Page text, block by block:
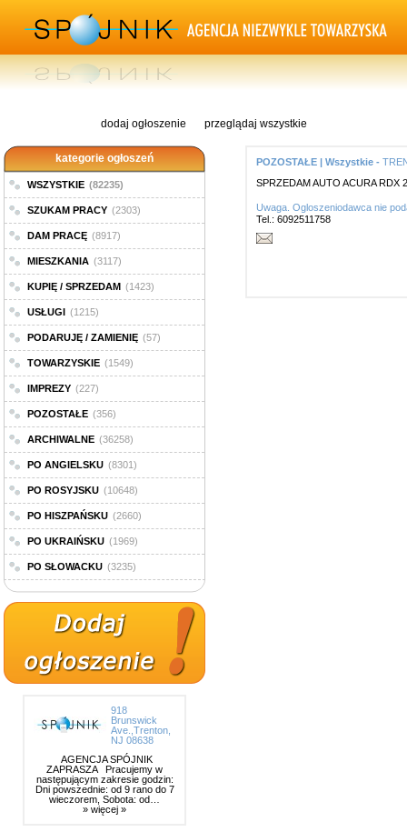
dodaj ogłoszenie przeglądaj wszystkie
kategorie ogłoszeń
WSZYSTKIE (82235)
SZUKAM PRACY (2303)
DAM PRACĘ (8917)
MIESZKANIA (3117)
KUPIĘ / SPRZEDAM (1423)
USŁUGI (1215)
PODARUJĘ / ZAMIENIĘ (57)
TOWARZYSKIE (1549)
IMPREZY (227)
POZOSTAŁE (356)
ARCHIWALNE (36258)
PO ANGIELSKU (8301)
PO ROSYJSKU (10648)
PO HISZPAŃSKU (2660)
PO UKRAIŃSKU (1969)
PO SŁOWACKU (3235)
918
Brunswick
Ave.,Trenton,
NJ 08638
AGENCJA SPÓJNIK
ZAPRASZA Pracujemy w
następującym zakresie godzin:
Dni powszednie: od 9 rano do 7
wieczorem, Sobota: od…
» więcej »
POZOSTAŁE | Wszystkie -
SPRZEDAM AUTO ACURA RDX
Uwaga. Ogloszeniodawca nie
Tel.: 6092511758